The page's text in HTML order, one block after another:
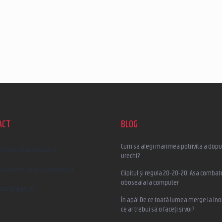
scrieti @ earplugs.ro
Suntem și pe Facebook!
earplugs.ro
BLOG
Cum să alegi mărimea potrivită a
urechi?
Clipitul și regula 20-20-20: Așa
oboseala la computer
În apă! De ce toată lumea merge la
ce ar trebui să o faceți și voi?